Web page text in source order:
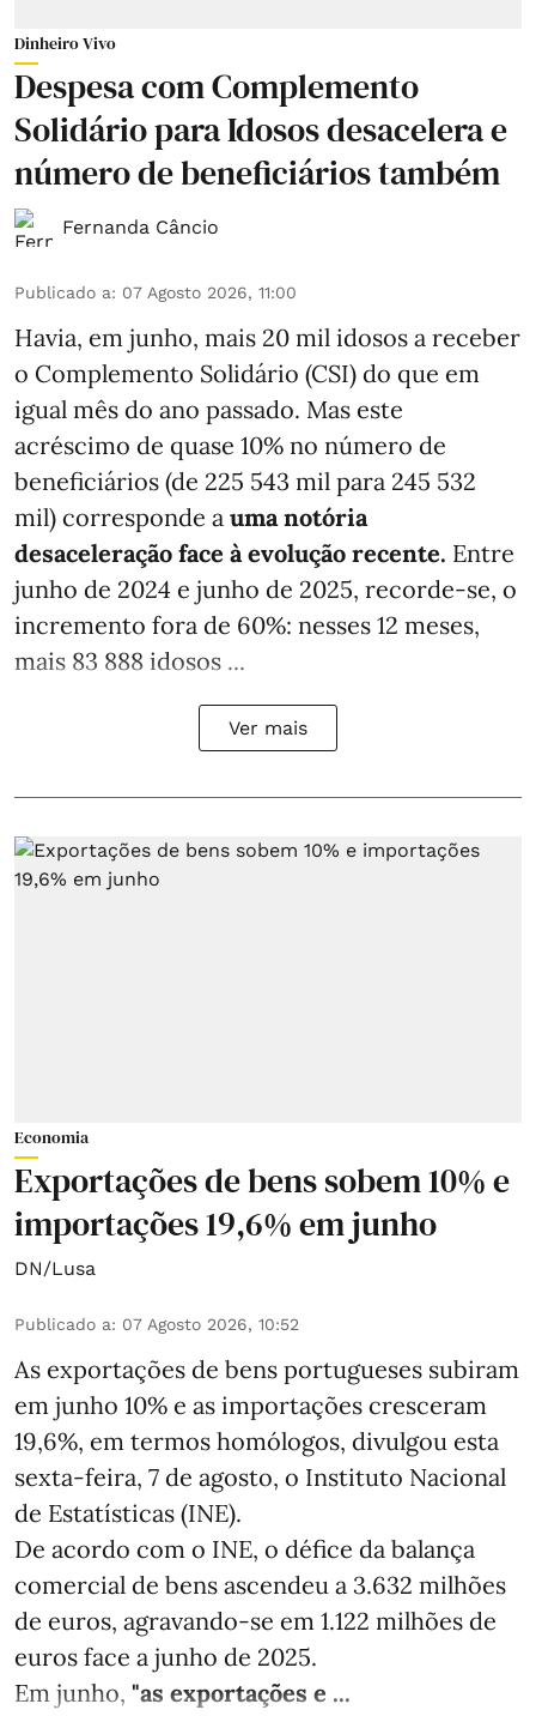
Dinheiro Vivo
Despesa com Complemento
Solidário para Idosos desacelera e
número de beneficiários também
Fernanda Câncio
Publicado a: 07 Agosto 2026, 11:00
Havia, em junho, mais 20 mil idosos a receber
o Complemento Solidário (CSI) do que em
igual mês do ano passado. Mas este
acréscimo de quase 10% no número de
beneficiários (de 225 543 mil para 245 532
mil) corresponde a uma notória
desaceleração face à evolução recente. Entre
junho de 2024 e junho de 2025, recorde-se, o
incremento fora de 60%: nesses 12 meses,
mais 83 888 idosos ...
Ver mais
Economia
Exportações de bens sobem 10% e
importações 19,6% em junho
DN/Lusa
Publicado a: 07 Agosto 2026, 10:52
As exportações de bens portugueses subiram
em junho 10% e as importações cresceram
19,6%, em termos homólogos, divulgou esta
sexta-feira, 7 de agosto, o Instituto Nacional
de Estatísticas (INE).
De acordo com o INE, o défice da balança
comercial de bens ascendeu a 3.632 milhões
de euros, agravando-se em 1.122 milhões de
euros face a junho de 2025.
Em junho, "as exportações e ...